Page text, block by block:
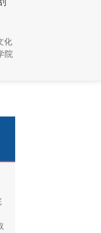
化
院
承